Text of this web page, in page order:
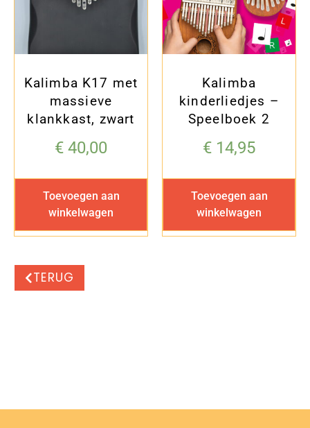
Kalimba K17 met
massieve
klankkast, zwart
€ 40,00
Toevoegen aan
winkelwagen
Kalimba
kinderliedjes –
Speelboek 2
€ 14,95
Toevoegen aan
winkelwagen
TERUG